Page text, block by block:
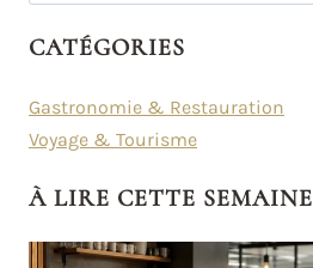
CATÉGORIES
Gastronomie & Restauration
Voyage & Tourisme
À LIRE CETTE SEMAINE